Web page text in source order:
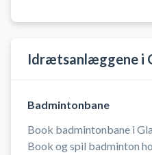
Idrætsanlæggene i
Badmintonbane
Book badmintonbane i
Book og spil badminton